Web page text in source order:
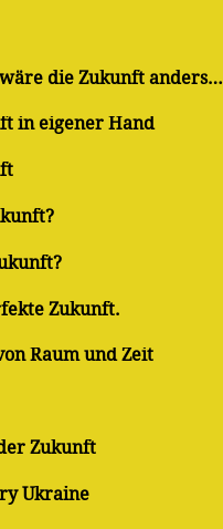
die Zukunft anders…
in eigener Hand
Zukunft.
Raum und Zeit
Zukunft
Ukraine